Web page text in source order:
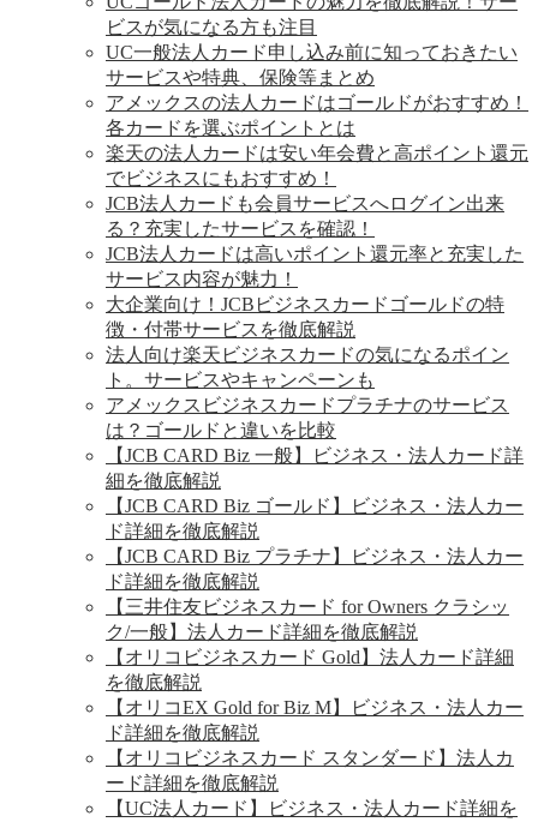
ビスが気になる方も注目
UC一般法人カード申し込み前に知っておきたい
サービスや特典、保険等まとめ
アメックスの法人カードはゴールドがおすすめ！
各カードを選ぶポイントとは
楽天の法人カードは安い年会費と高ポイント還元
でビジネスにもおすすめ！
JCB法人カードも会員サービスへログイン出来
る？充実したサービスを確認！
JCB法人カードは高いポイント還元率と充実した
サービス内容が魅力！
大企業向け！JCBビジネスカードゴールドの特
徴・付帯サービスを徹底解説
法人向け楽天ビジネスカードの気になるポイン
ト。サービスやキャンペーンも
アメックスビジネスカードプラチナのサービス
は？ゴールドと違いを比較
【JCB CARD Biz 一般】ビジネス・法人カード詳
細を徹底解説
【JCB CARD Biz ゴールド】ビジネス・法人カー
ド詳細を徹底解説
【JCB CARD Biz プラチナ】ビジネス・法人カー
ド詳細を徹底解説
【三井住友ビジネスカード for Owners クラシッ
ク/一般】法人カード詳細を徹底解説
【オリコビジネスカード Gold】法人カード詳細
を徹底解説
【オリコEX Gold for Biz M】ビジネス・法人カー
ド詳細を徹底解説
【オリコビジネスカード スタンダード】法人カ
ード詳細を徹底解説
【UC法人カード】ビジネス・法人カード詳細を